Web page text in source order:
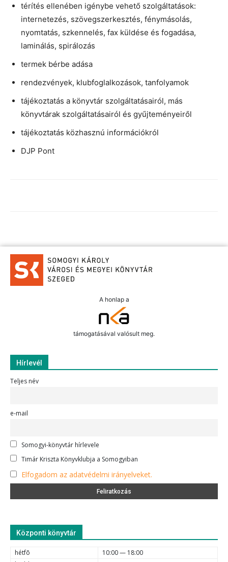
térítés ellenében igénybe vehető szolgáltatások:
internetezés, szövegszerkesztés, fénymásolás,
nyomtatás, szkennelés, fax küldése és fogadása,
laminálás, spirálozás
termek bérbe adása
rendezvények, klubfoglalkozások, tanfolyamok
tájékoztatás a könyvtár szolgáltatásairól, más
könyvtárak szolgáltatásairól és gyűjteményeiről
tájékoztatás közhasznú információkról
DJP Pont
A honlap a
támogatásával valósult meg.
Hírlevél
Teljes név
e-mail
Somogyi-könyvtár hírlevele
Timár Kriszta Könyvklubja a Somogyiban
Elfogadom az adatvédelmi irányelveket.
Központi könyvtár
hétfõ
10:00 — 18:00